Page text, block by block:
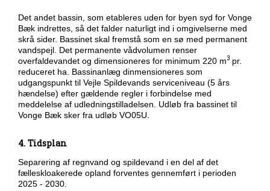
Det andet bassin, som etableres uden for byen syd for Vonge
Bæk indrettes, så det falder naturligt ind i omgivelserne med
skrå sider. Bassinet skal fremstå som en sø med permanent
vandspejl. Det permanente vådvolumen renser
overfaldevandet og dimensioneres for minimum 220 m3 pr.
reduceret ha. Bassinanlæg dinmensioneres som
udgangspunkt til Vejle Spildevands serviceniveau (5 års
hændelse) efter gældende regler i forbindelse med
meddelelse af udledningstilladelsen. Udløb fra bassinet til
Vonge Bæk sker fra udløb VO05U.
4. Tidsplan
Separering af regnvand og spildevand i en del af det
fælleskloakerede opland forventes gennemført i perioden
2025 - 2030.